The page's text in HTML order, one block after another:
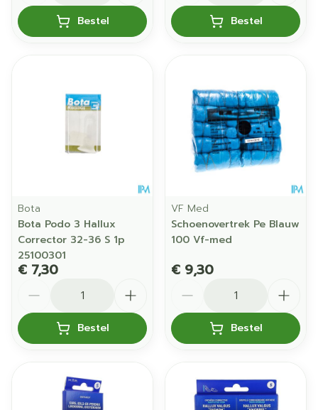
Bestel Bestel
Bota
Bota Podo 3 Hallux
Corrector 32-36 S 1p
25100301
€ 7,30
Bestel
VF Med
Schoenovertrek Pe Blauw
100 Vf-med
€ 9,30
Bestel